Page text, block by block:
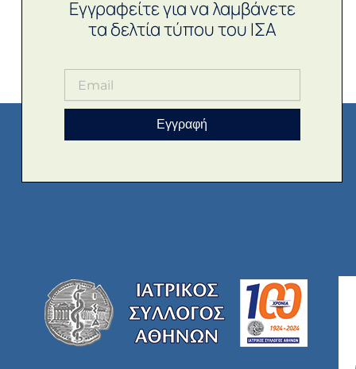
Εγγραφείτε για να λαμβάνετε
τα δελτία τύπου του ΙΣΑ
Εγγραφή